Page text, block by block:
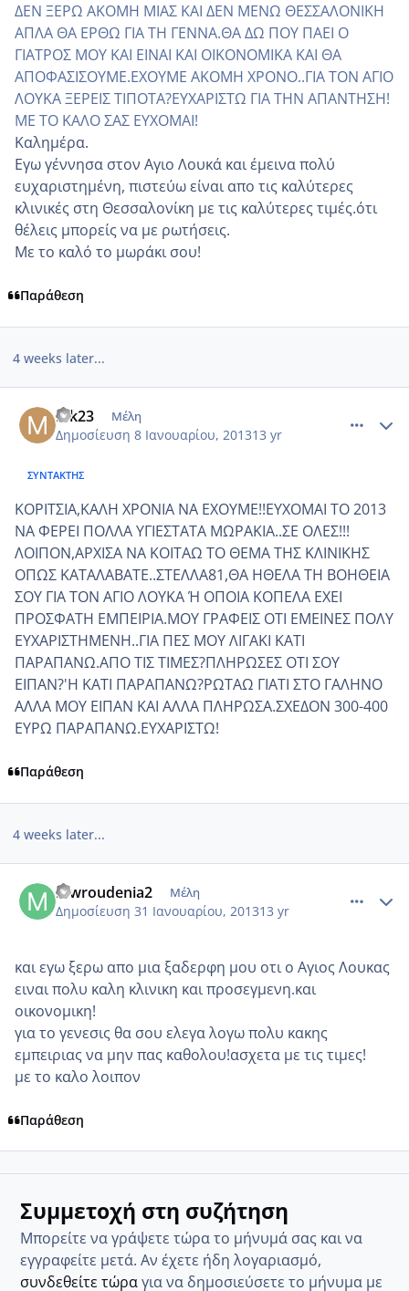
ΔΕΝ ΞΕΡΩ ΑΚΟΜΗ ΜΙΑΣ ΚΑΙ ΔΕΝ ΜΕΝΩ ΘΕΣΣΑΛΟΝΙΚΗ
ΑΠΛΑ ΘΑ ΕΡΘΩ ΓΙΑ ΤΗ ΓΕΝΝΑ.ΘΑ ΔΩ ΠΟΥ ΠΑΕΙ Ο
ΓΙΑΤΡΟΣ ΜΟΥ ΚΑΙ ΕΙΝΑΙ ΚΑΙ ΟΙΚΟΝΟΜΙΚΑ ΚΑΙ ΘΑ
ΑΠΟΦΑΣΙΣΟΥΜΕ.ΕΧΟΥΜΕ ΑΚΟΜΗ ΧΡΟΝΟ..ΓΙΑ ΤΟΝ ΑΓΙΟ
ΛΟΥΚΑ ΞΕΡΕΙΣ ΤΙΠΟΤΑ?ΕΥΧΑΡΙΣΤΩ ΓΙΑ ΤΗΝ ΑΠΑΝΤΗΣΗ!
ΜΕ ΤΟ ΚΑΛΟ ΣΑΣ ΕΥΧΟΜΑΙ!
Kαλημέρα.
Εγω γέννησα στον Αγιο Λουκά και έμεινα πολύ
ευχαριστημένη, πιστεύω είναι απο τις καλύτερες
κλινικές στη Θεσσαλονίκη με τις καλύτερες τιμές.ότι
θέλεις μπορείς να με ρωτήσεις.
Με το καλό το μωράκι σου!
Παράθεση
4 weeks later...
mk23 Μέλη
Δημοσίευση 8 Ιανουαρίου, 201313 yr
ΣΥΝΤΆΚΤΗΣ
ΚΟΡΙΤΣΙΑ,ΚΑΛΗ ΧΡΟΝΙΑ ΝΑ ΕΧΟΥΜΕ!!ΕΥΧΟΜΑΙ ΤΟ 2013
ΝΑ ΦΕΡΕΙ ΠΟΛΛΑ ΥΓΙΕΣΤΑΤΑ ΜΩΡΑΚΙΑ..ΣΕ ΟΛΕΣ!!!
ΛΟΙΠΟΝ,ΑΡΧΙΣΑ ΝΑ ΚΟΙΤΑΩ ΤΟ ΘΕΜΑ ΤΗΣ ΚΛΙΝΙΚΗΣ
ΟΠΩΣ ΚΑΤΑΛΑΒΑΤΕ..ΣΤΕΛΛΑ81,ΘΑ ΗΘΕΛΑ ΤΗ ΒΟΗΘΕΙΑ
ΣΟΥ ΓΙΑ ΤΟΝ ΑΓΙΟ ΛΟΥΚΑ Ή ΟΠΟΙΑ ΚΟΠΕΛΑ ΕΧΕΙ
ΠΡΟΣΦΑΤΗ ΕΜΠΕΙΡΙΑ.ΜΟΥ ΓΡΑΦΕΙΣ ΟΤΙ ΕΜΕΙΝΕΣ ΠΟΛΥ
ΕΥΧΑΡΙΣΤΗΜΕΝΗ..ΓΙΑ ΠΕΣ ΜΟΥ ΛΙΓΑΚΙ ΚΑΤΙ
ΠΑΡΑΠΑΝΩ.ΑΠΟ ΤΙΣ ΤΙΜΕΣ?ΠΛΗΡΩΣΕΣ ΟΤΙ ΣΟΥ
ΕΙΠΑΝ?'Η ΚΑΤΙ ΠΑΡΑΠΑΝΩ?ΡΩΤΑΩ ΓΙΑΤΙ ΣΤΟ ΓΑΛΗΝΟ
ΑΛΛΑ ΜΟΥ ΕΙΠΑΝ ΚΑΙ ΑΛΛΑ ΠΛΗΡΩΣΑ.ΣΧΕΔΟΝ 300-400
ΕΥΡΩ ΠΑΡΑΠΑΝΩ.ΕΥΧΑΡΙΣΤΩ!
Παράθεση
4 weeks later...
mwroudenia2 Μέλη
Δημοσίευση 31 Ιανουαρίου, 201313 yr
και εγω ξερω απο μια ξαδερφη μου οτι ο Αγιος Λουκας
ειναι πολυ καλη κλινικη και προσεγμενη.και
οικονομικη!
για το γενεσις θα σου ελεγα λογω πολυ κακης
εμπειριας να μην πας καθολου!ασχετα με τις τιμες!
με το καλο λοιπον
Παράθεση
Συμμετοχή στη συζήτηση
Μπορείτε να γράψετε τώρα το μήνυμά σας και να
εγγραφείτε μετά. Αν έχετε ήδη λογαριασμό,
συνδεθείτε τώραγια να δημοσιεύσετε το μήνυμα με